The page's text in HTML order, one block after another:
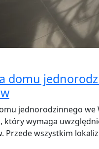
domu
jednorodzinnego we
który wymaga
Przede wszystkim